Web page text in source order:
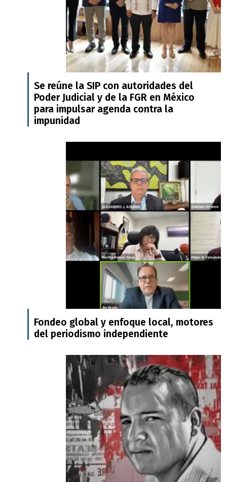
Se reúne la SIP con autoridades del
Poder Judicial y de la FGR en México
para impulsar agenda contra la
impunidad
Fondeo global y enfoque local, motores
del periodismo independiente